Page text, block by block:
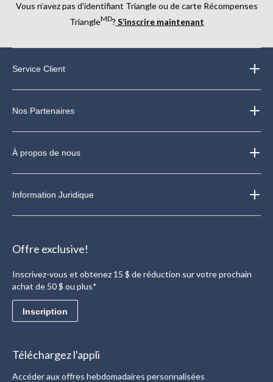
Vous n’avez pas d’identifiant Triangle ou de carte Récompenses
TriangleMD? S’inscrire maintenant
Service Client
Nos Partenaires
À propos de nous
Information Juridique
Offre exclusive!
Inscrivez-vous et obtenez 15 $ de réduction sur votre prochain
achat de 50 $ ou plus*
Inscription
Téléchargez l'appli
Accéder aux offres hebdomadaires personnalisées